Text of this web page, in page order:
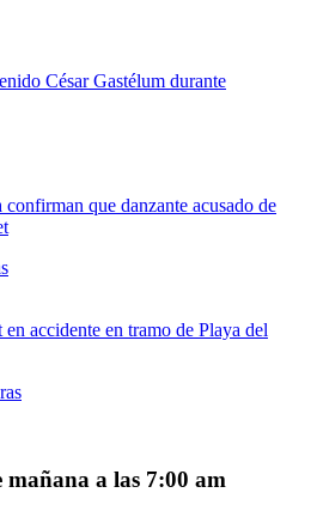
César Gastélum durante
que danzante acusado de
accidente en tramo de Playa del
mañana a las 7:00 am